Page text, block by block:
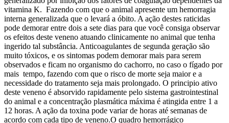
vitamina K. Fazendo com que o animal apresente um hemorragia
interna generalizada que o levará a óbito. A ação destes raticidas
pode demorar entre dois a sete dias para que você consiga observar
os efeitos deste veneno atuando clinicamente no animal que tenha
ingerido tal substância. Anticoagulantes de segunda geração são
muito tóxicos, e os sintomas podem demorar mais para serem
observados e ficam no organismo do cachorro, no caso o fígado por
mais tempo, fazendo com que o risco de morte seja maior e a
necessidade do tratamento seja mais prolongado. O principio ativo
deste veneno é absorvido rapidamente pelo sistema gastrointestinal
do animal e a concentração plasmática máxima é atingida entre 1 a
12 horas. A ação da toxina pode variar de horas até semanas de
acordo com cada tipo de veneno.O quadro hemorrágico